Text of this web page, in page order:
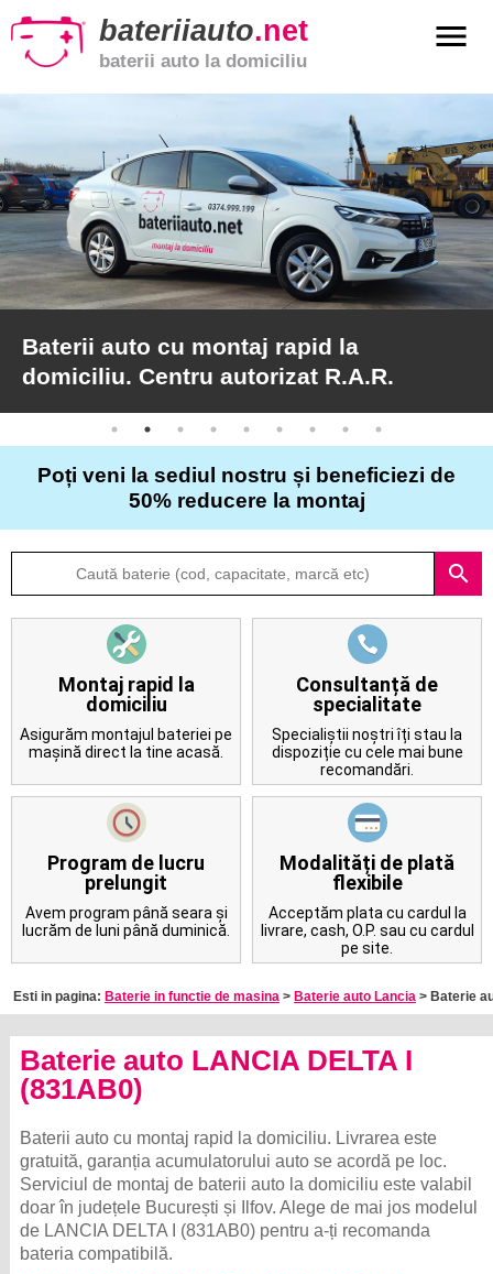
bateriiauto.net
baterii auto la domiciliu
menu
Baterii
moto
Baterii
de
camion
Articole
Despre
Contact
Baterii auto cu montaj rapid la
domiciliu. Centru autorizat R.A.R.
Poți veni la sediul nostru și beneficiezi de
50% reducere la montaj
search
Montaj rapid la
domiciliu
Asigurăm montajul bateriei pe
mașină direct la tine acasă.
Consultanță de
specialitate
Specialiștii noștri îți stau la
dispoziție cu cele mai bune
recomandări.
Program de lucru
prelungit
Avem program până seara și
lucrăm de luni până duminică.
Modalități de plată
flexibile
Acceptăm plata cu cardul la
livrare, cash, O.P. sau cu cardul
pe site.
Esti in pagina: Baterie in functie de masina > Baterie auto Lancia > Baterie
Baterie auto LANCIA DELTA I
(831AB0)
Baterii auto cu montaj rapid la domiciliu. Livrarea este
gratuită, garanția acumulatorului auto se acordă pe loc.
Serviciul de montaj de baterii auto la domiciliu este valabil
doar în județele București și Ilfov. Alege de mai jos modelul
de LANCIA DELTA I (831AB0) pentru a-ți recomanda
bateria compatibilă.